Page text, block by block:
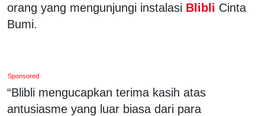
orang yang mengunjungi instalasi Blibli Cinta
Bumi.
Sponsored
“Blibli mengucapkan terima kasih atas
antusiasme yang luar biasa dari para